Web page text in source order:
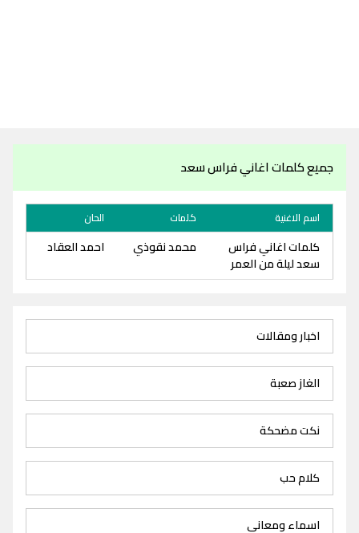
جميع كلمات اغاني فراس سعد
اسم الاغنية كلمات الحان
كلمات اغاني فراس
سعد ليلة من العمر
محمد نقوذي احمد العقاد
اخبار ومقالات
الغاز صعبة
نكت مضحكة
كلام حب
اسماء ومعاني